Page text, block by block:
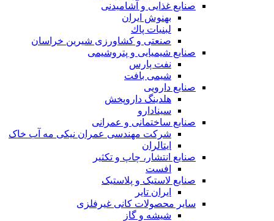
صنایع غذايی و آشاميدنی
بهنوش ایران
لبنيات پاك
صنعتی و کشاورزی شیرین خراسان
صنایع شیمیایی و پتروشیمی
نفت پارس
شیمی بافت
صنایع دارویی
هلدینگ داروپخش
سینادارو
صنایع ساختمانی و عمرانی
شرکت مهندسی عمران نیکی مه آب خاک
ایتالران
صنایع انتشار، چاپ و تکثير
افست
صنایع لاستیک و پلاستیک
ایران تایر
ساير محصولات كانی غيرفلزی
شیشه و گاز